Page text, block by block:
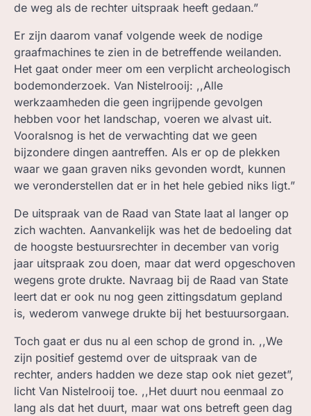
de weg als de rechter uitspraak heeft gedaan.”
Er zijn daarom vanaf volgende week de nodige
graafmachines te zien in de betreffende weilanden.
Het gaat onder meer om een verplicht archeologisch
bodemonderzoek. Van Nistelrooij: ,,Alle
werkzaamheden die geen ingrijpende gevolgen
hebben voor het landschap, voeren we alvast uit.
Vooralsnog is het de verwachting dat we geen
bijzondere dingen aantreffen. Als er op de plekken
waar we gaan graven niks gevonden wordt, kunnen
we veronderstellen dat er in het hele gebied niks ligt.”
De uitspraak van de Raad van State laat al langer op
zich wachten. Aanvankelijk was het de bedoeling dat
de hoogste bestuursrechter in december van vorig
jaar uitspraak zou doen, maar dat werd opgeschoven
wegens grote drukte. Navraag bij de Raad van State
leert dat er ook nu nog geen zittingsdatum gepland
is, wederom vanwege drukte bij het bestuursorgaan.
Toch gaat er dus nu al een schop de grond in. ,,We
zijn positief gestemd over de uitspraak van de
rechter, anders hadden we deze stap ook niet gezet”,
licht Van Nistelrooij toe. ,,Het duurt nou eenmaal zo
lang als dat het duurt, maar wat ons betreft geen dag